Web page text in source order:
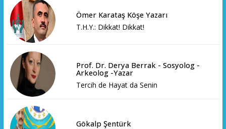
Ömer Karataş Köşe Yazarı
T.H.Y.: Dikkat! Dikkat!
Prof. Dr. Derya Berrak - Sosyolog -
Arkeolog -Yazar
Tercih de Hayat da Senin
Gökalp Şentürk